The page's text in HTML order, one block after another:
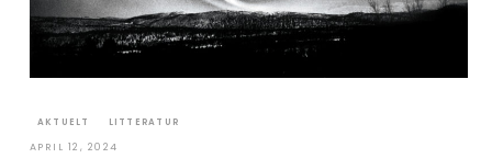
AKTUELT LITTERATUR
APRIL 12, 2024